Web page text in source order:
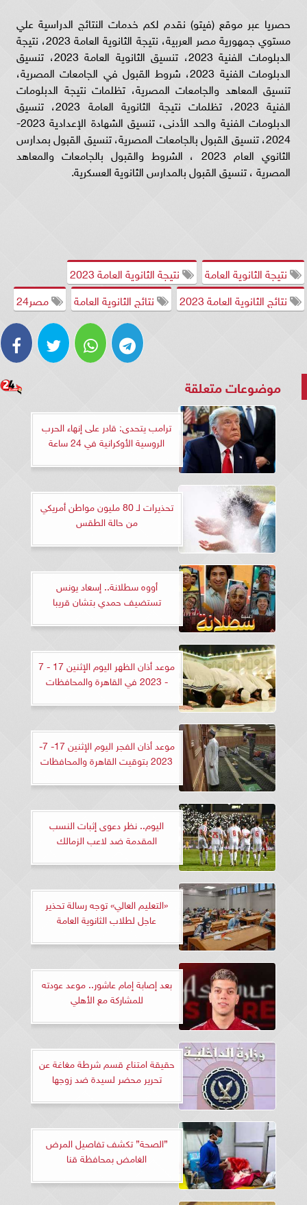
حصريا عبر موقع (فيتو) نقدم لكم خدمات النتائج الدراسية علي
مستوي جمهورية مصر العربية، نتيجة الثانوية العامة 2023، نتيجة
الدبلومات الفنية 2023، تنسيق الثانوية العامة 2023، تنسيق
الدبلومات الفنية 2023، شروط القبول في الجامعات المصرية،
تنسيق المعاهد والجامعات المصرية، تظلمات نتيجة الدبلومات
الفنية 2023، تظلمات نتيجة الثانوية العامة 2023، تنسيق
الدبلومات الفنية والحد الأدنى، تنسيق الشهادة الإعدادية 2023-
2024، تنسيق القبول بالجامعات المصرية، تنسيق القبول بمدارس
الثانوي العام 2023 ، الشروط والقبول بالجامعات والمعاهد
المصرية ، تنسيق القبول بالمدارس الثانوية العسكرية.
نتيجة الثانوية العامة
نتيجة الثانوية العامة 2023
نتائج الثانوية العامة 2023
نتائج الثانوية العامة مصر24
موضوعات متعلقة
ترامب يتحدى: قادر على إنهاء الحرب
الروسية الأوكرانية في 24 ساعة
تحذيرات لـ 80 مليون مواطن أمريكي
من حالة الطقس
أووه سطلانة.. إسعاد يونس
تستضيف حمدي بتشان قريبا
موعد أذان الظهر اليوم الإثنين 17 - 7
- 2023 في القاهرة والمحافظات
موعد أذان الفجر اليوم الإثنين 17- 7-
2023 بتوقيت القاهرة والمحافظات
اليوم.. نظر دعوى إثبات النسب
المقدمة ضد لاعب الزمالك
«التعليم العالي» توجه رسالة تحذير
عاجل لطلاب الثانوية العامة
بعد إصابة إمام عاشور.. موعد عودته
للمشاركة مع الأهلي
حقيقة امتناع قسم شرطة مغاغة عن
تحرير محضر لسيدة ضد زوجها
”الصحة” تكشف تفاصيل المرض
الغامض بمحافظة قنا